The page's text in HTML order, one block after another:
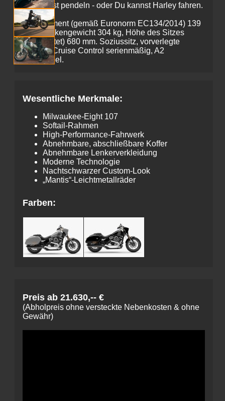
Du kannst pendeln - oder Du kannst Harley fahren.
Drehmoment (gemäß Euronorm EC134/2014) 139
Nm, Trockengewicht 304 kg, Höhe des Sitzes
(unbelastet) 680 mm. Soziussitz, vorverlegte
Rasten, Cruise Control serienmäßig, A2
kompatibel.
Wesentliche Merkmale:
Milwaukee-Eight 107
Softail-Rahmen
High-Performance-Fahrwerk
Abnehmbare, abschließ­bare Koffer
Abnehmbare Lenker­verkleidung
Moderne Technologie
Nachtschwarzer Custom-Look
„Mantis“-Leicht­metall­räder
Farben:
Preis ab 21.630,-- €
(Abholpreis ohne versteckte Nebenkosten & ohne
Gewähr)